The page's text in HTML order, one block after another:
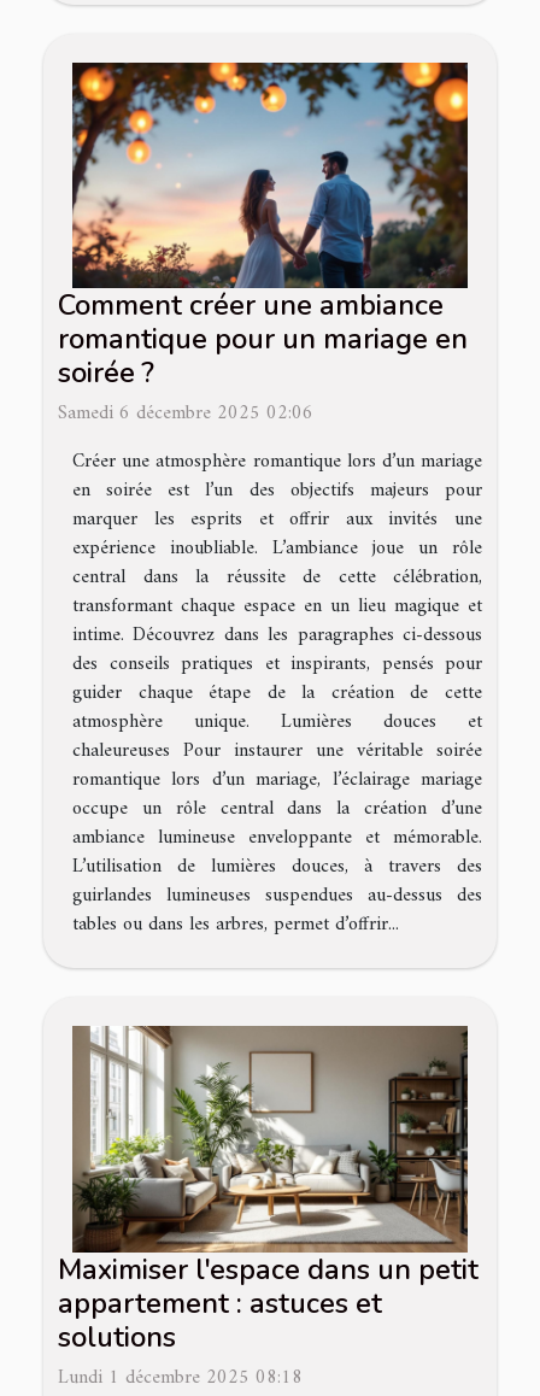
Comment créer une ambiance
romantique pour un mariage en
soirée ?
Samedi 6 décembre 2025 02:06
Créer une atmosphère romantique lors d’un mariage
en soirée est l’un des objectifs majeurs pour
marquer les esprits et offrir aux invités une
expérience inoubliable. L’ambiance joue un rôle
central dans la réussite de cette célébration,
transformant chaque espace en un lieu magique et
intime. Découvrez dans les paragraphes ci-dessous
des conseils pratiques et inspirants, pensés pour
guider chaque étape de la création de cette
atmosphère unique. Lumières douces et
chaleureuses Pour instaurer une véritable soirée
romantique lors d’un mariage, l’éclairage mariage
occupe un rôle central dans la création d’une
ambiance lumineuse enveloppante et mémorable.
L’utilisation de lumières douces, à travers des
guirlandes lumineuses suspendues au-dessus des
tables ou dans les arbres, permet d’offrir...
Maximiser l'espace dans un petit
appartement : astuces et
solutions
Lundi 1 décembre 2025 08:18